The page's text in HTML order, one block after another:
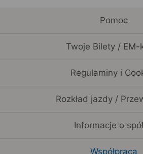
Pomoc
Twoje Bilety / EM-
Regulaminy i
Rozkład jazdy /
Informacje o
Współpraca